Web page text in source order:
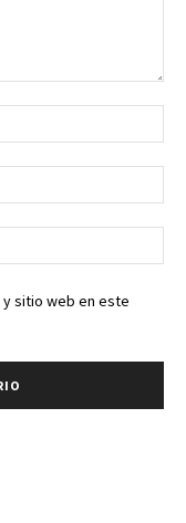
sitio web en este